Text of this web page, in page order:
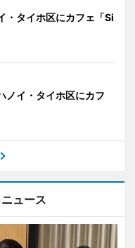
・タイホ区にカフェ「Si
ノイ・タイホ区にカフ
ュース